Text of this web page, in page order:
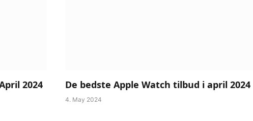
2024 De bedste Apple Watch tilbud i april 2024
4. May 2024